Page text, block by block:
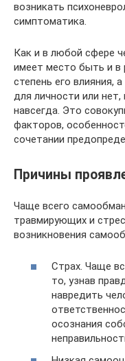
возникать
симптоматика.
Как и в любой сфере
имеет место быть и в
степень его влияния,
для личности или
навсегда. Это
факторов,
сочетании
Причины
Чаще всего
травмирующих и
возникновения
Страх. Чаще
то, узнав
навредить
осознания